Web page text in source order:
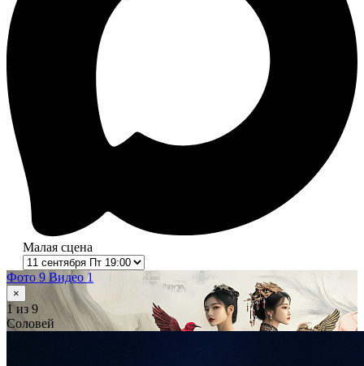
Малая сцена
Фото 9Видео 1
×
1из 9
Соловей